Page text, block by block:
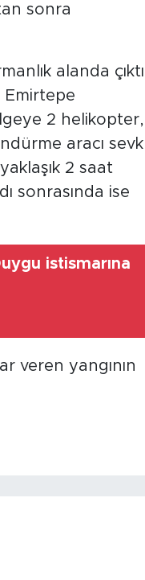
sonra
alanda
Emirtepe
2 helikopter,
aracı sevk
2 saat
sonrasında ise
istismarına
veren yangının